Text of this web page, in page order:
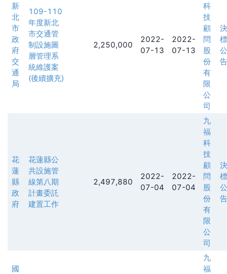
新
北
市
政
府
交
通
局
109-110
年度新北
市交通管
制設施圖
層管理系
統維護案
(後續擴充)
2,250,000
2022-
07-13
2022-
07-13
科
技
顧
問
股
份
有
限
公
司
決
標
公
告
花
蓮
縣
政
府
花蓮縣公
共設施管
線第八期
計畫委託
建置工作
2,497,880
2022-
07-04
2022-
07-04
九
福
科
技
顧
問
股
份
有
限
公
司
決
標
公
告
國
九
福